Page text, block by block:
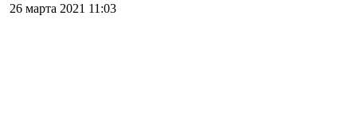
26 марта 2021 11:03